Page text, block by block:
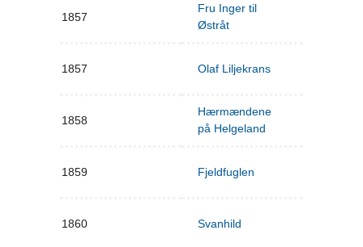
1857
Fru Inger til
Østråt
1857 Olaf Liljekrans
1858
Hærmændene
på Helgeland
1859 Fjeldfuglen
1860 Svanhild